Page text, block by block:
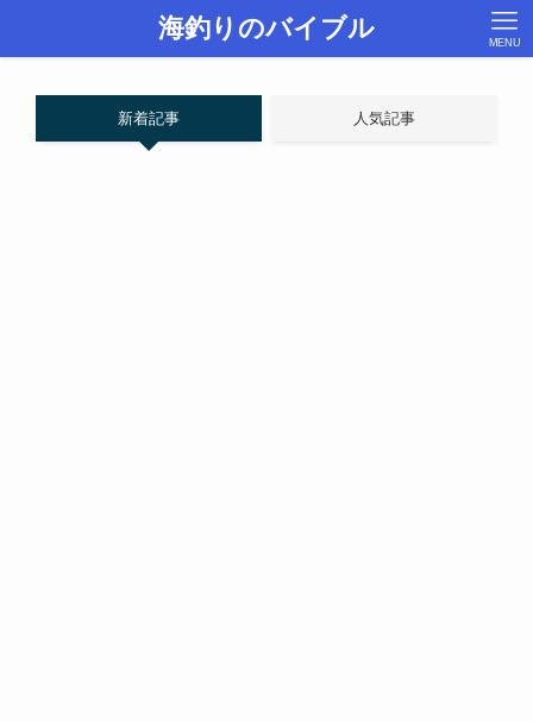
海釣りのバイブル MENU
新着記事 人気記事